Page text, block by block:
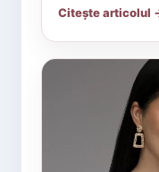
Citește articolul